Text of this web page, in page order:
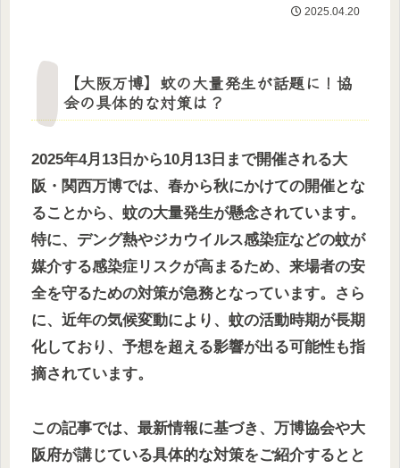
2025.04.20
【大阪万博】蚊の大量発生が話題に！協
会の具体的な対策は？
2025年4月13日から10月13日まで開催される大
阪・関西万博では、春から秋にかけての開催とな
ることから、蚊の大量発生が懸念されています。
特に、デング熱やジカウイルス感染症などの蚊が
媒介する感染症リスクが高まるため、来場者の安
全を守るための対策が急務となっています。さら
に、近年の気候変動により、蚊の活動時期が長期
化しており、予想を超える影響が出る可能性も指
摘されています。
この記事では、最新情報に基づき、万博協会や大
阪府が講じている具体的な対策をご紹介するとと